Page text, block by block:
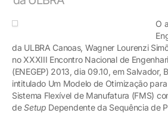
O
da ULBRA Canoas, Wagner Lourenzi
no XXXIII Encontro Nacional de
(ENEGEP) 2013, dia 09.10, em Salvador,
intitulado Um Modelo de Otimização
Sistema Flexível de Manufatura (FMS)
deSetup Dependente da Sequência de